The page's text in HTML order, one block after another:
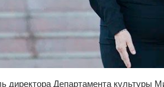
директора Департамента культуры